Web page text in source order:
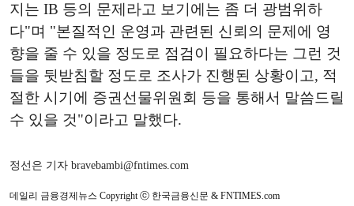
지는 IB 등의 문제라고 보기에는 좀 더 광범위하
다"며 "본질적인 운영과 관련된 신뢰의 문제에 영
향을 줄 수 있을 정도로 점검이 필요하다는 그런 것
들을 뒷받침할 정도로 조사가 진행된 상황이고, 적
절한 시기에 증권선물위원회 등을 통해서 말씀드릴
수 있을 것"이라고 말했다.
정선은 기자 bravebambi@fntimes.com
데일리 금융경제뉴스 Copyright ⓒ 한국금융신문 & FNTIMES.com